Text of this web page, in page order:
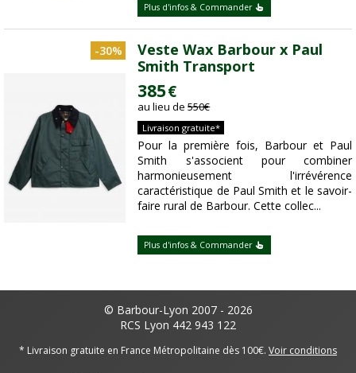
Plus d'infos & Commander
-30%
Veste Wax Barbour x Paul
Smith Transport
385€
au lieu de550€
Livraison gratuite*
Pour la première fois, Barbour et Paul
Smith s'associent pour combiner
harmonieusement l'irrévérence
caractéristique de Paul Smith et le savoir-
faire rural de Barbour. Cette collec...
Plus d'infos & Commander
© Barbour-Lyon 2007 - 2026
RCS Lyon 442 943 122
* Livraison gratuite en France Métropolitaine dès 100€. Voir conditions